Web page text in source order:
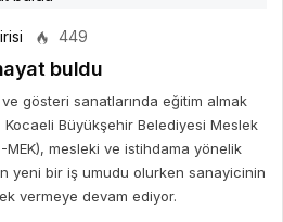
449
buldu
ve gösteri sanatlarında eğitim almak
Kocaeli Büyükşehir Belediyesi Meslek
MEK), mesleki ve istihdama yönelik
yeni bir iş umudu olurken sanayicinin
vermeye devam ediyor.